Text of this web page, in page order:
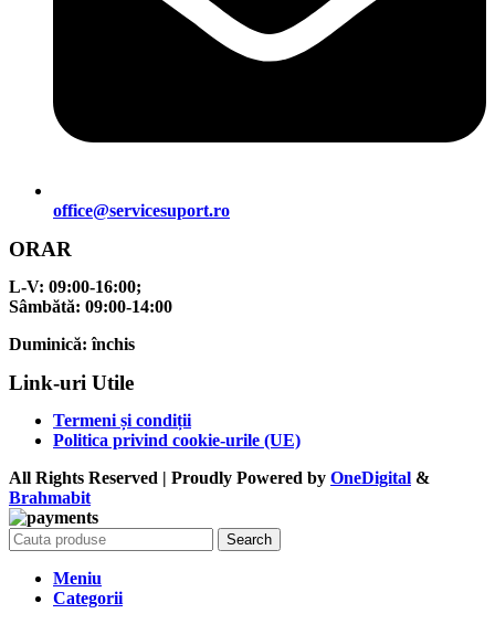
office@servicesuport.ro
ORAR
L-V: 09:00-16:00;
Sâmbătă: 09:00-14:00
Duminică: închis
Link-uri Utile
Termeni și condiții
Politica privind cookie-urile (UE)
All Rights Reserved | Proudly Powered by OneDigital &
Brahmabit
Search
Meniu
Categorii